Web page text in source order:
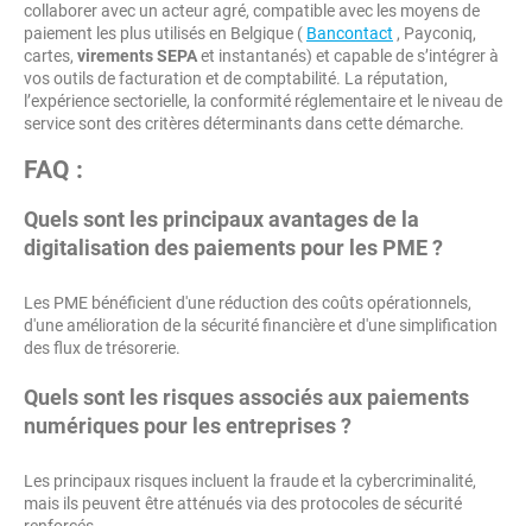
collaborer avec un acteur agré, compatible avec les moyens de
paiement les plus utilisés en Belgique ( Bancontact , Payconiq,
cartes, virements SEPAet instantanés) et capable de s’intégrer à
vos outils de facturation et de comptabilité. La réputation,
l’expérience sectorielle, la conformité réglementaire et le niveau de
service sont des critères déterminants dans cette démarche.
FAQ :
Quels sont les principaux avantages de la
digitalisation des paiements pour les PME ?
Les PME bénéficient d'une réduction des coûts opérationnels,
d'une amélioration de la sécurité financière et d'une simplification
des flux de trésorerie.
Quels sont les risques associés aux paiements
numériques pour les entreprises ?
Les principaux risques incluent la fraude et la cybercriminalité,
mais ils peuvent être atténués via des protocoles de sécurité